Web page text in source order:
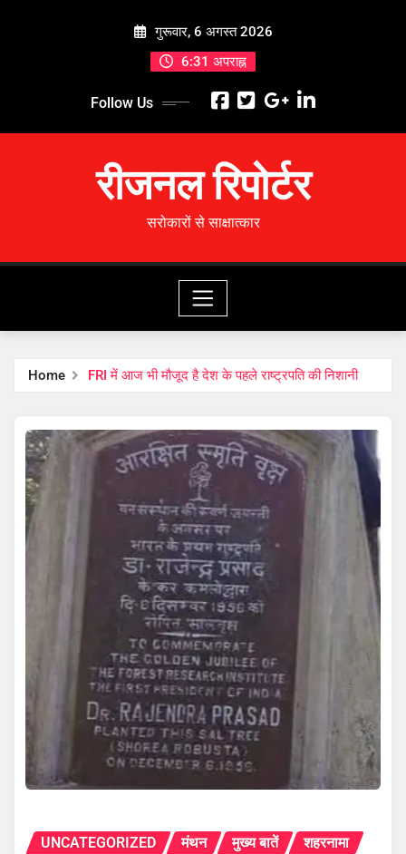
गुरूवार, 6 अगस्त 2026
6:31 अपराह्न
Follow Us
रीजनल रिपोर्टर
सरोकारों से साक्षात्कार
Home FRI में आज भी मौजूद है देश के पहले राष्ट्रपति की निशानी
UNCATEGORIZED मंथन मुख्य बातें शहरनामा